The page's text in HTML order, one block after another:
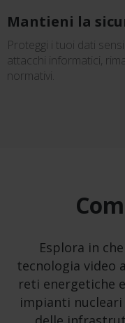
Mantieni la
Proteggi i tuoi dati
attacchi informatici,
normativi.
Esplora in
tecnologia video
reti energetiche
impianti